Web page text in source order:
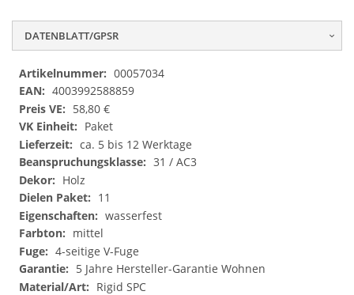
DATENBLATT/GPSR
Datenblatt/GPSR 00057034
4003992588859
58,80 €
Paket
ca. 5 bis 12 Werktage
31 / AC3
Holz
11
wasserfest
mittel
4-seitige V-Fuge
5 Jahre Hersteller-Garantie Wohnen
Rigid SPC